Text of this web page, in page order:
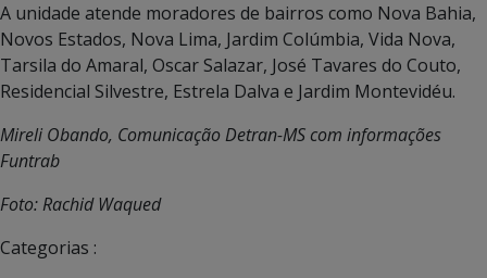
A unidade atende moradores de bairros como Nova Bahia,
Novos Estados, Nova Lima, Jardim Colúmbia, Vida Nova,
Tarsila do Amaral, Oscar Salazar, José Tavares do Couto,
Residencial Silvestre, Estrela Dalva e Jardim Montevidéu.
Mireli Obando, Comunicação Detran-MS com informações
Funtrab
Foto: Rachid Waqued
Categorias :